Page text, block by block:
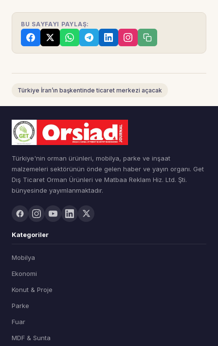
BU SAYFAYI PAYLAŞ:
Türkiye İran’ın başkentinde ticaret merkezi açacak
Türkiye'nin orman ürünleri, mobilya, parke ve inşaat
malzemeleri sektörünün önde gelen haber ve yayın organı. Get
Dış Ticaret Orman Ürünleri ve Matbaa Reklam Hiz. Ltd. Şti.
bünyesinde yayımlanmaktadır.
Kategoriler
Mobilya
Ekonomi
Konut & Proje
Parke
Fuar
MDF & Sunta